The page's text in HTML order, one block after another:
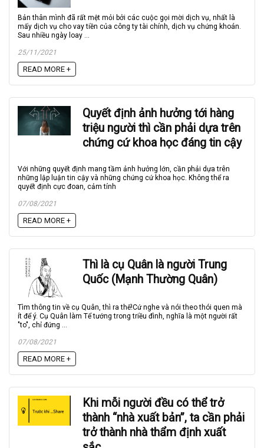
Bản thân mình đã rất mệt mỏi bởi các cuộc gọi mời dịch vụ, nhất là
mấy dịch vụ cho vay tiền của công ty tài chính, dịch vụ chứng khoán.
Sau nhiều ngày loay ...
25/11/2021
READ MORE +
Quyết định ảnh hưởng tới hàng
triệu người thì cần phải dựa trên
chứng cứ khoa học đáng tin cậy
Với những quyết định mang tầm ảnh hưởng lớn, cần phải dựa trên
những lập luận tin cậy và những chứng cứ khoa học. Không thể ra
quyết định cực đoan, cảm tính
07/08/2021
READ MORE +
Thì là cụ Quân là người Trung
Quốc (Mạnh Thường Quân)
Tìm thông tin về cụ Quân, thì ra thế!Cứ nghe và nói theo thói quen mà
ít để ý. Cụ Quân làm Tể tướng trong triều đình, nghĩa là một người rất
"to", chỉ đứng ...
07/08/2021
READ MORE +
Khi mỗi người đều có thể trở
thành “nhà xuất bản”, ta cần phải
trở thành nhà thẩm định xuất